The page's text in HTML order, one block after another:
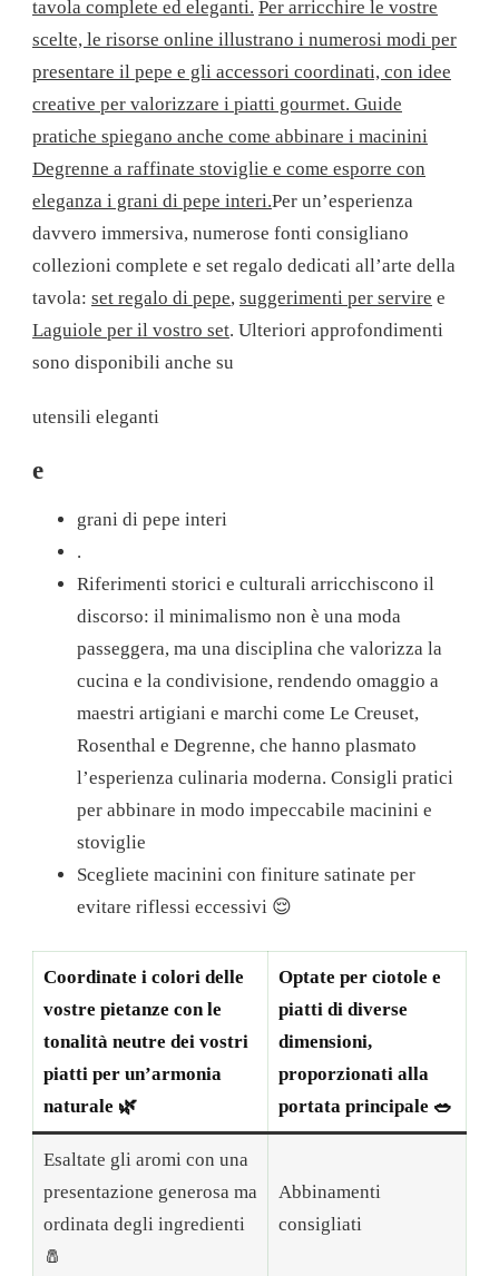
tavola complete ed eleganti. Per arricchire le vostre
scelte, le risorse online illustrano i numerosi modi per
presentare il pepe e gli accessori coordinati, con idee
creative per valorizzare i piatti gourmet. Guide
pratiche spiegano anche come abbinare i macinini
Degrenne a raffinate stoviglie e come esporre con
eleganza i grani di pepe interi.Per un’esperienza
davvero immersiva, numerose fonti consigliano
collezioni complete e set regalo dedicati all’arte della
tavola: set regalo di pepe, suggerimenti per servire e
Laguiole per il vostro set. Ulteriori approfondimenti
sono disponibili anche su
utensili eleganti
e
grani di pepe interi
.
Riferimenti storici e culturali arricchiscono il
discorso: il minimalismo non è una moda
passeggera, ma una disciplina che valorizza la
cucina e la condivisione, rendendo omaggio a
maestri artigiani e marchi come Le Creuset,
Rosenthal e Degrenne, che hanno plasmato
l’esperienza culinaria moderna. Consigli pratici
per abbinare in modo impeccabile macinini e
stoviglie
Scegliete macinini con finiture satinate per
evitare riflessi eccessivi 😌
Coordinate i colori delle
vostre pietanze con le
tonalità neutre dei vostri
piatti per un’armonia
naturale 🌿
Optate per ciotole e
piatti di diverse
dimensioni,
proporzionati alla
portata principale 🥗
Esaltate gli aromi con una
presentazione generosa ma
ordinata degli ingredienti
🧂
Abbinamenti
consigliati